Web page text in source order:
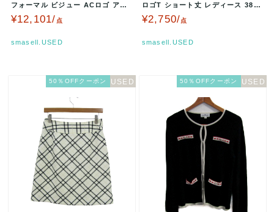
フォーマル ビジュー ACロゴ アウ
ター レディース 38サイズ …
¥12,101/ 点
smasell.USED
ロゴT ショート丈 レディース 38サ
イズ 黒×白 courre…
¥2,750/点
smasell.USED
50％OFFクーポン 50％OFFクーポン